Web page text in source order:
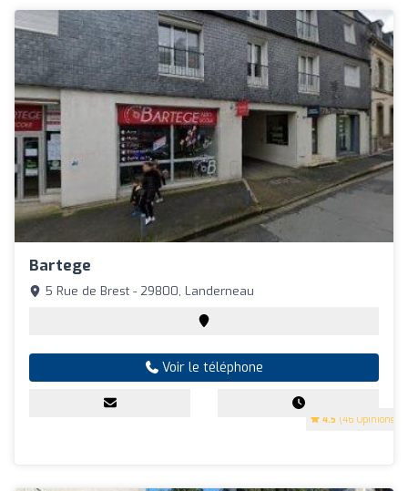
Bartege
4.5 (46 Opinions)
5 Rue de Brest - 29800, Landerneau
Voir le téléphone